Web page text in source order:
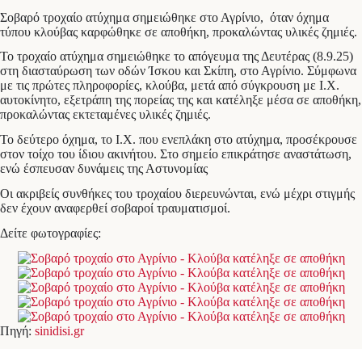
Σοβαρό τροχαίο ατύχημα σημειώθηκε στο Αγρίνιο, όταν όχημα
τύπου κλούβας καρφώθηκε σε αποθήκη, προκαλώντας υλικές ζημιές.
Το τροχαίο ατύχημα σημειώθηκε το απόγευμα της Δευτέρας (8.9.25)
στη διασταύρωση των οδών Ίσκου και Σκίπη, στο Αγρίνιο. Σύμφωνα
με τις πρώτες πληροφορίες, κλούβα, μετά από σύγκρουση με Ι.Χ.
αυτοκίνητο, εξετράπη της πορείας της και κατέληξε μέσα σε αποθήκη,
προκαλώντας εκτεταμένες υλικές ζημιές.
Το δεύτερο όχημα, το Ι.Χ. που ενεπλάκη στο ατύχημα, προσέκρουσε
στον τοίχο του ίδιου ακινήτου. Στο σημείο επικράτησε αναστάτωση,
ενώ έσπευσαν δυνάμεις της Αστυνομίας
Οι ακριβείς συνθήκες του τροχαίου διερευνώνται, ενώ μέχρι στιγμής
δεν έχουν αναφερθεί σοβαροί τραυματισμοί.
Δείτε φωτογραφίες:
Πηγή: sinidisi.gr